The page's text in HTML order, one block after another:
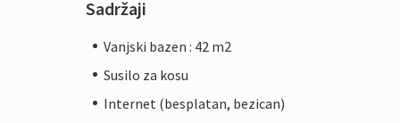
Sadržaji
Vanjski bazen : 42 m2
Susilo za kosu
Internet (besplatan, bezican)